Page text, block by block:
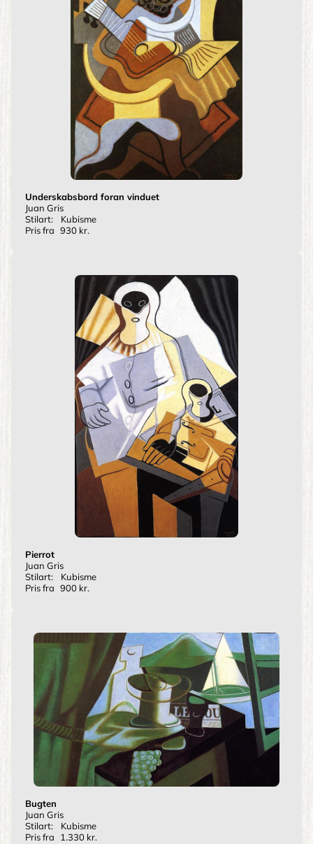
Underskabsbord foran vinduet
Juan Gris
Stilart:
Kubisme
Pris fra 930 kr.
Pierrot
Juan Gris
Stilart:
Kubisme
Pris fra 900 kr.
Bugten
Juan Gris
Stilart:
Kubisme
Pris fra
1.330 kr.